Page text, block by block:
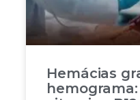
Hemácias